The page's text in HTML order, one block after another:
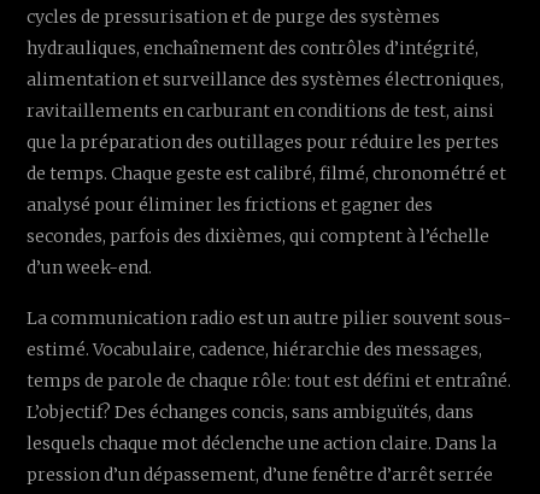
cycles de pressurisation et de purge des systèmes
hydrauliques, enchaînement des contrôles d’intégrité,
alimentation et surveillance des systèmes électroniques,
ravitaillements en carburant en conditions de test, ainsi
que la préparation des outillages pour réduire les pertes
de temps. Chaque geste est calibré, filmé, chronométré et
analysé pour éliminer les frictions et gagner des
secondes, parfois des dixièmes, qui comptent à l’échelle
d’un week-end.
La communication radio est un autre pilier souvent sous-
estimé. Vocabulaire, cadence, hiérarchie des messages,
temps de parole de chaque rôle: tout est défini et entraîné.
L’objectif? Des échanges concis, sans ambiguïtés, dans
lesquels chaque mot déclenche une action claire. Dans la
pression d’un dépassement, d’une fenêtre d’arrêt serrée